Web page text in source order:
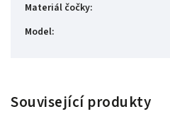
Materiál čočky:
Model:
Související produkty